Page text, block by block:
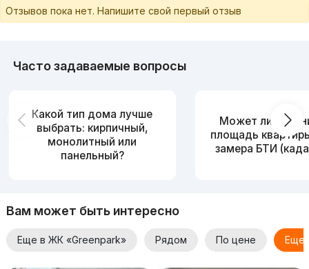
Отзывов пока нет. Напишите свой первый отзыв
Часто задаваемые вопросы
Какой тип дома лучше
выбрать: кирпичный,
монолитный или
панельный?
Может ли
площадь
замера БТИ
Вам может быть интересно
Еще в ЖК «Greenpark» Рядом По цене Еще